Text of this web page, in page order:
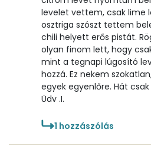
levelet vettem, csak lime
osztriga szószt tettem
chili helyett erős pistát.
olyan finom lett, hogy
mint a tegnapi lúgosító
hozzá. Ez nekem
egyek egyenlőre. Hát
Üdv .I.
1 hozzászólás